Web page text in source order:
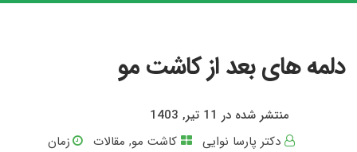
دلمه های بعد از کاشت مو
منتشر شده در 11 تیر, 1403
دکتر پارسا نوایی
کاشت مو, مقالات
زمان